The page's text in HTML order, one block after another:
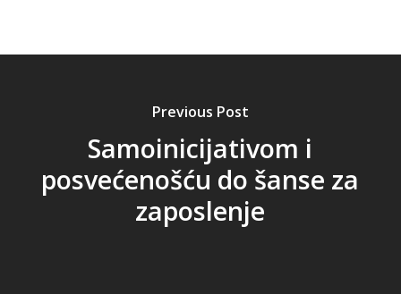
Previous Post
Samoinicijativom i
posvećenošću do šanse za
zaposlenje